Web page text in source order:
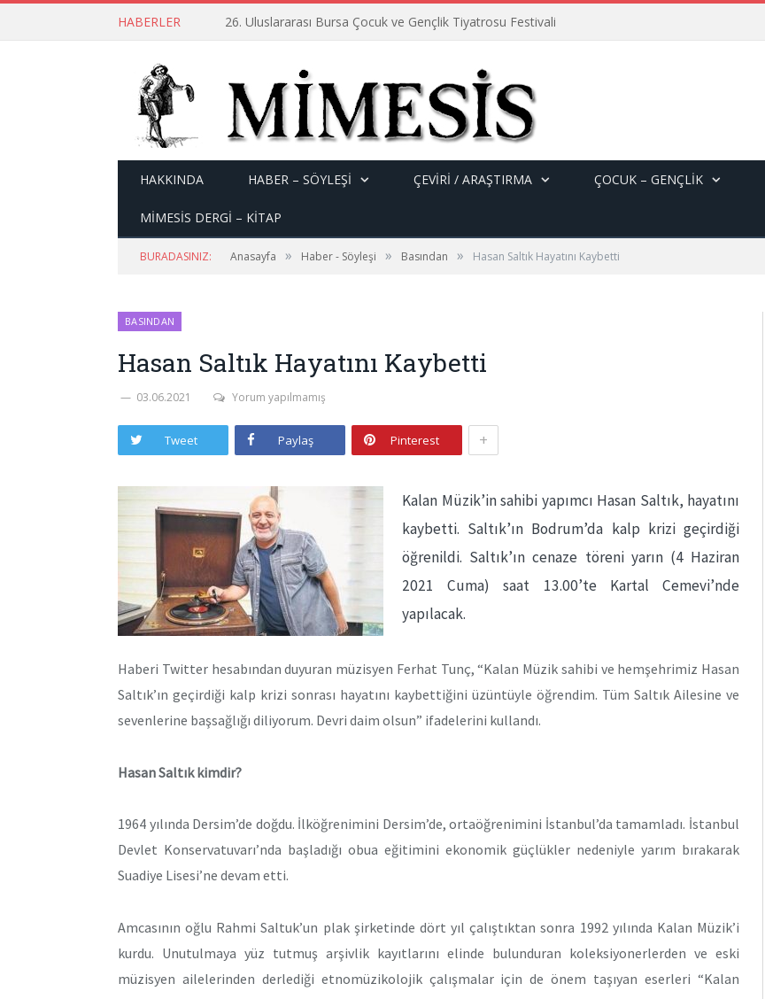
HABERLER 26. Uluslararası Bursa Çocuk ve Gençlik Tiyatrosu Festivali
HAKKINDA HABER – SÖYLEŞI ÇEVİRİ / ARAŞTIRMA ÇOCUK – GENÇLIK
MİMESİS DERGİ – KİTAP
BURADASINIZ: Anasayfa » Haber - Söyleşi » Basından » Hasan Saltık Hayatını Kaybetti
BASINDAN
Hasan Saltık Hayatını Kaybetti
03.06.2021 Yorum yapılmamış
Tweet Paylaş Pinterest +
Kalan Müzik’in sahibi yapımcı Hasan Saltık, hayatını
kaybetti. Saltık’ın Bodrum’da kalp krizi geçirdiği
öğrenildi. Saltık’ın cenaze töreni yarın (4 Haziran
2021 Cuma) saat 13.00’te Kartal Cemevi’nde
yapılacak.
Haberi Twitter hesabından duyuran müzisyen Ferhat Tunç, “Kalan Müzik sahibi ve hemşehrimiz Hasan
Saltık’ın geçirdiği kalp krizi sonrası hayatını kaybettiğini üzüntüyle öğrendim. Tüm Saltık Ailesine ve
sevenlerine başsağlığı diliyorum. Devri daim olsun” ifadelerini kullandı.
Hasan Saltık kimdir?
1964 yılında Dersim’de doğdu. İlköğrenimini Dersim’de, ortaöğrenimini İstanbul’da tamamladı. İstanbul
Devlet Konservatuvarı’nda başladığı obua eğitimini ekonomik güçlükler nedeniyle yarım bırakarak
Suadiye Lisesi’ne devam etti.
Amcasının oğlu Rahmi Saltuk’un plak şirketinde dört yıl çalıştıktan sonra 1992 yılında Kalan Müzik’i
kurdu. Unutulmaya yüz tutmuş arşivlik kayıtlarını elinde bulunduran koleksiyonerlerden ve eski
müzisyen ailelerinden derlediği etnomüzikolojik çalışmalar için de önem taşıyan eserleri “Kalan